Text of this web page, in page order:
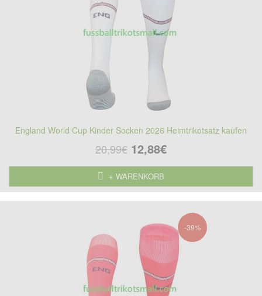
England World Cup Kinder Socken 2026 Heimtrikotsatz kaufen
20,99€ 12,88€
+ WARENKORB
-39%